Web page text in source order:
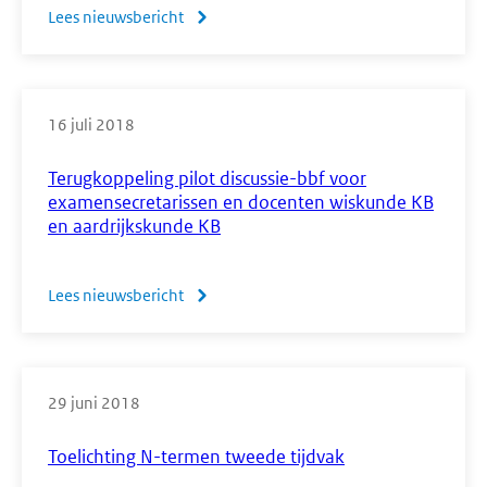
havo/vwo'
Lees nieuwsbericht
over
grafische
rekenmachine
bij
wiskunde
Terugkoppeling pilot discussie-bbf voor
examensecretarissen en docenten wiskunde KB
en aardrijkskunde KB
16 juli 2018
Lees nieuwsbericht
over
Toelichting N-termen tweede tijdvak
29 juni 2018